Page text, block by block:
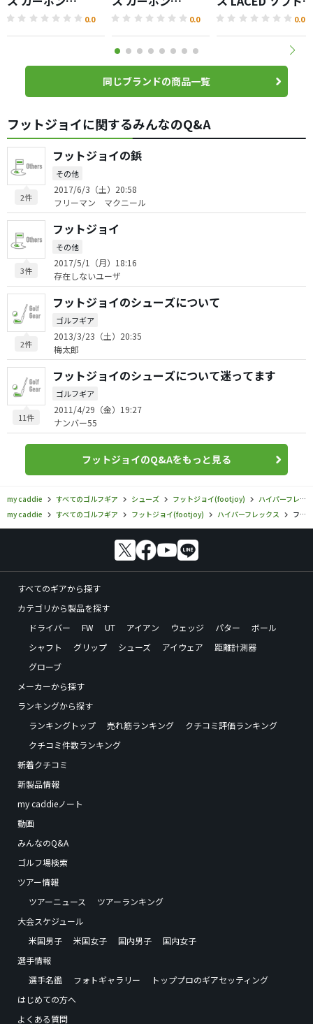
LACED（2025）0.0
BOA（2025）
0.0
パイクシューズ 0.0
同じブランドの商品一覧
フットジョイに関するみんなのQ&A
2件
フットジョイの鋲
その他
2017/6/3（土）20:58
フリーマン マクニール
3件
フットジョイ
その他
2017/5/1（月）18:16
存在しないユーザ
2件
フットジョイのシューズについて
ゴルフギア
2013/3/23（土）20:35
梅太郎
11件
フットジョイのシューズについて迷ってます
ゴルフギア
2011/4/29（金）19:27
ナンバー55
フットジョイのQ&Aをもっと見る
my caddie すべてのゴルフギア シューズ フットジョイ(footjoy)
ハイパーフレックス
my caddie
すべてのゴルフギア フットジョイ(footjoy) ハイパーフレックス フットジョイ／ハイパーフレックス／ハイパーフレックス カーボン BOAの口コミ評価
すべてのギアから探す
カテゴリから製品を探す
ドライバー
FW UT アイアン ウェッジ パター
ボール
シャフト
グリップ シューズ アイウェア
距離計測器
グローブ
メーカーから探す
ランキングから探す
ランキングトップ
売れ筋ランキング
クチコミ評価ランキング
クチコミ件数ランキング
新着クチコミ
新製品情報
my caddieノート
動画
みんなのQ&A
ゴルフ場検索
ツアー情報
ツアーニュース
ツアーランキング
大会スケジュール
米国男子
米国女子 国内男子
国内女子
選手情報
選手名鑑
フォトギャラリー
トッププロのギアセッティング
はじめての方へ
よくある質問